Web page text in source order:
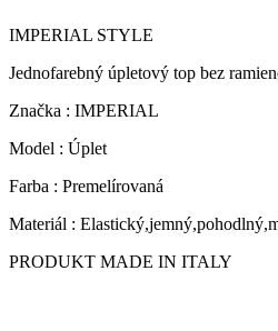
IMPERIAL STYLE
Jednofarebný úpletový top bez
Značka : IMPERIAL
Model : Úplet
Farba : Premelírovaná
Materiál :
PRODUKT MADE IN ITALY